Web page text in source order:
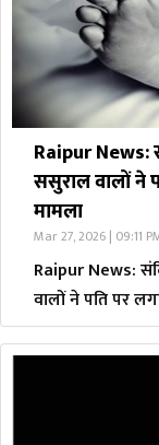
Raipur News:
ससुराल वालों ने
मामला
Mar 27, 2026 | 09:11
Raipur News:
वालों ने पति पर